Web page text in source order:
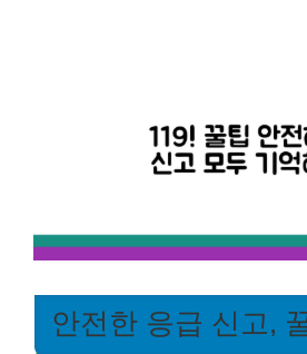
안전한 응급 신고,